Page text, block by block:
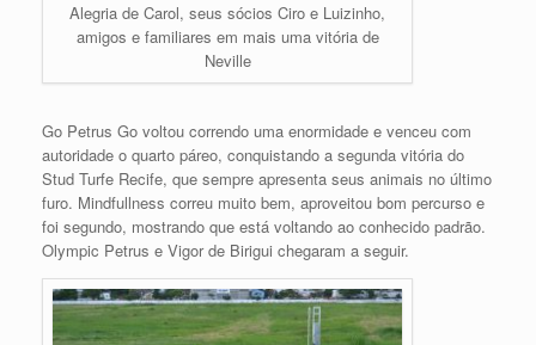
Alegria de Carol, seus sócios Ciro e Luizinho,
amigos e familiares em mais uma vitória de
Neville
Go Petrus Go voltou correndo uma enormidade e venceu com
autoridade o quarto páreo, conquistando a segunda vitória do
Stud Turfe Recife, que sempre apresenta seus animais no último
furo. Mindfullness correu muito bem, aproveitou bom percurso e
foi segundo, mostrando que está voltando ao conhecido padrão.
Olympic Petrus e Vigor de Birigui chegaram a seguir.